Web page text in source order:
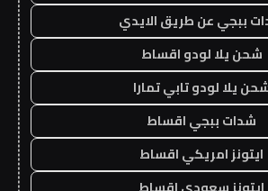
ببجي عن طريق الايدي
شحن يلا لودو اقساط
يلا لودو تابي تمارا
شدات ببجي اقساط
ايتونز امريكي اقساط